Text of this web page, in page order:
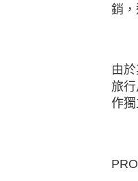
銷
由
旅
作